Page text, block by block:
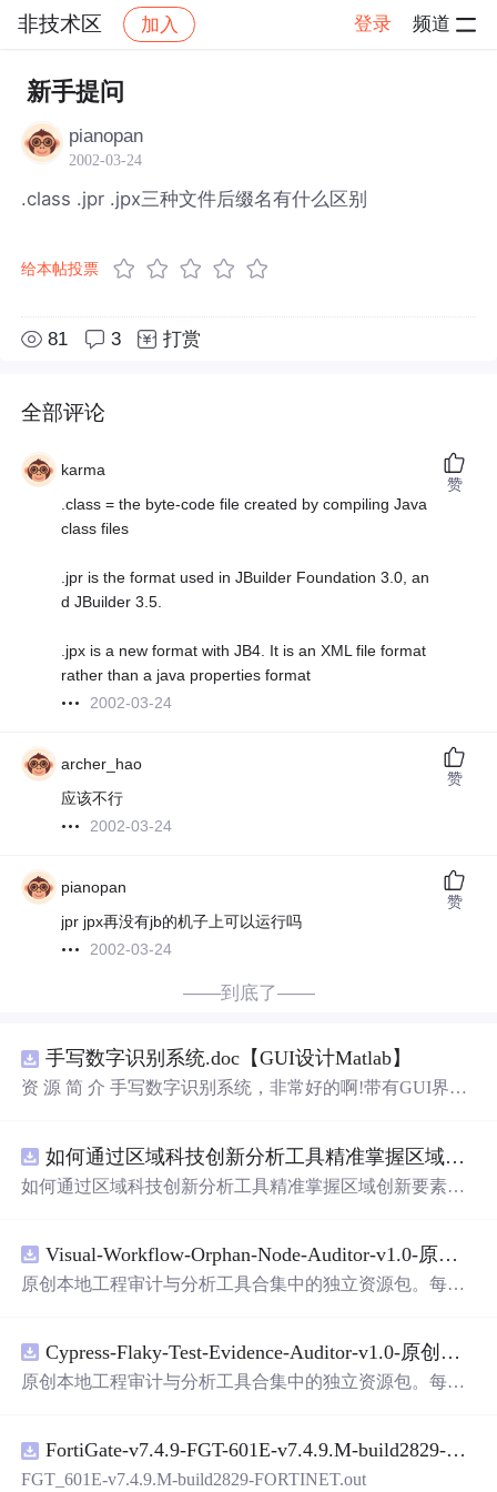
非技术区 加入 登录 频道
社区 非技术区
新手提问
pianopan
2002-03-24
.class .jpr .jpx三种文件后缀名有什么区别
给本帖投票
81 3 打赏
全部评论
karma
.class = the byte-code file created by compiling Java
class files
.jpr is the format used in JBuilder Foundation 3.0, an
d JBuilder 3.5.
.jpx is a new format with JB4. It is an XML file format
rather than a java properties format
2002-03-24
赞
archer_hao
应该不行
2002-03-24
赞
pianopan
jpr jpx再没有jb的机子上可以运行吗
2002-03-24
赞
——到底了——
手写数字识别系统.doc【GUI设计Matlab】
资 源 简 介 手写数字识别系统，非常好的啊!带有GUI界
带有直观的图形用户界面（GUI），非常容易使用。你只
需要将手写数字输入系统，它将立即给出准确的识别结
是一个非常方便和实用的工具，你一定会喜欢它的！
如何通过区域科技创新分析工具精准掌握区域创新要素分布与产业链融合现状？.docx
如何通过区域科技创新分析工具精准掌握区域创新要素分
Visual-Workflow-Orphan-Node-Auditor-v1.0-原创源码与文档.zip
原创本地工程审计与分析工具合集中的独立资源包。每个
README、运行说明、功能清单、MIT License及原创与授
权声明。解压后进入project目录，执行npm test验证算法，
目源码、Logo、官方截图、论文、生产日志或其他受限素
材。适合前端开发、AI应用工程、测试审计和课程实践。
Cypress-Flaky-Test-Evidence-Auditor-v1.0-原创源码与文档.zip
原创本地工程审计与分析工具合集中的独立资源包。每个
README、运行说明、功能清单、MIT License及原创与授
权声明。解压后进入project目录，执行npm test验证算法，
FortiGate-v7.4.9-FGT-601E-v7.4.9.M-build2829-FORTINET.out
FGT_601E-v7.4.9.M-build2829-FORTINET.out